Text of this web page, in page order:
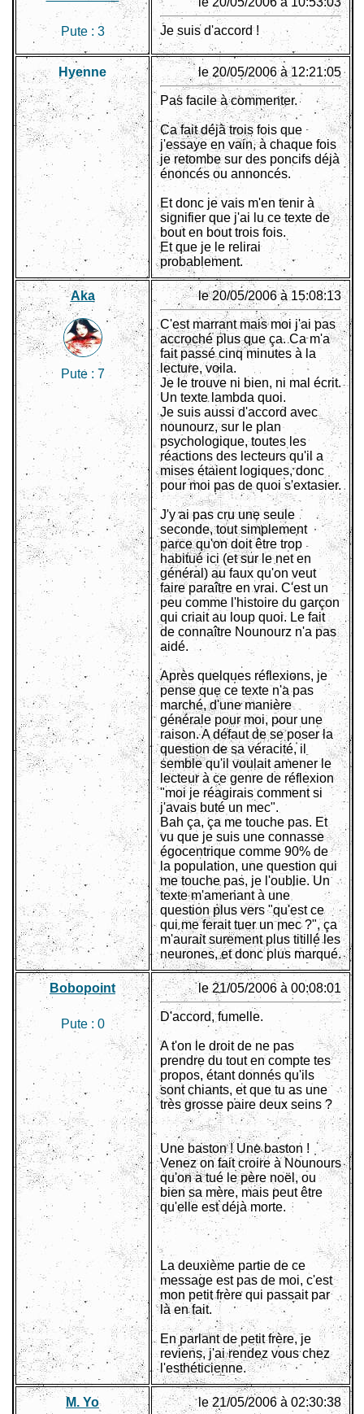
Pute : 3 Je suis d'accord !
Hyenne le 20/05/2006 à 12:21:05
Pas facile à commenter.
Ca fait déjà trois fois que
j'essaye en vain, à chaque fois
je retombe sur des poncifs déjà
énoncés ou annoncés.
Et donc je vais m'en tenir à
signifier que j'ai lu ce texte de
bout en bout trois fois.
Et que je le relirai
probablement.
Aka
Pute : 7
le 20/05/2006 à 15:08:13
C'est marrant mais moi j'ai pas
accroché plus que ça. Ca m'a
fait passé cinq minutes à la
lecture, voila.
Je le trouve ni bien, ni mal écrit.
Un texte lambda quoi.
Je suis aussi d'accord avec
nounourz, sur le plan
psychologique, toutes les
réactions des lecteurs qu'il a
mises étaient logiques, donc
pour moi pas de quoi s'extasier.
J'y ai pas cru une seule
seconde, tout simplement
parce qu'on doit être trop
habitué ici (et sur le net en
général) au faux qu'on veut
faire paraître en vrai. C'est un
peu comme l'histoire du garçon
qui criait au loup quoi. Le fait
de connaître Nounourz n'a pas
aidé.
Après quelques réflexions, je
pense que ce texte n'a pas
marché, d'une manière
générale pour moi, pour une
raison. A défaut de se poser la
question de sa véracité, il
semble qu'il voulait amener le
lecteur à ce genre de réflexion
"moi je réagirais comment si
j'avais buté un mec".
Bah ça, ça me touche pas. Et
vu que je suis une connasse
égocentrique comme 90% de
la population, une question qui
me touche pas, je l'oublie. Un
texte m'amenant à une
question plus vers "qu'est ce
qui me ferait tuer un mec ?", ça
m'aurait surement plus titillé les
neurones, et donc plus marqué.
Bobopoint
Pute : 0
le 21/05/2006 à 00:08:01
D'accord, fumelle.
A t'on le droit de ne pas
prendre du tout en compte tes
propos, étant donnés qu'ils
sont chiants, et que tu as une
très grosse paire deux seins ?
Une baston ! Une baston !
Venez on fait croire à Nounours
qu'on a tué le père noël, ou
bien sa mère, mais peut être
qu'elle est déjà morte.
La deuxième partie de ce
message est pas de moi, c'est
mon petit frère qui passait par
là en fait.
En parlant de petit frère, je
reviens, j'ai rendez vous chez
l'esthéticienne.
M. Yo le 21/05/2006 à 02:30:38